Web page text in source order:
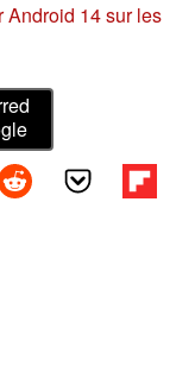
Android 14 sur les